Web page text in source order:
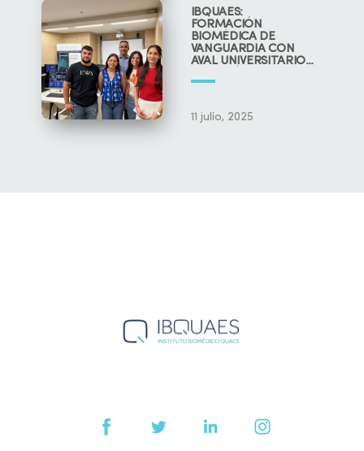
IBQUAES:
FORMACIÓN
BIOMÉDICA DE
VANGUARDIA CON
AVAL UNIVERSITARIO
11 julio, 2025